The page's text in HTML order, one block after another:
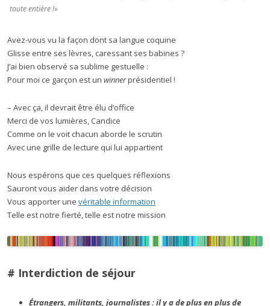
toute entière !»
Avez-vous vu la façon dont sa langue coquine
Glisse entre ses lèvres, caressant ses babines ?
J’ai bien observé sa sublime gestuelle :
Pour moi ce garçon est un winnerprésidentiel !
– Avec ça, il devrait être élu d’office
Merci de vos lumières, Candice
Comme on le voit chacun aborde le scrutin
Avec une grille de lecture qui lui appartient
Nous espérons que ces quelques réflexions
Sauront vous aider dans votre décision
Vous apporter une véritable information
Telle est notre fierté, telle est notre mission
# Interdiction de séjour
Étrangers, militants, journalistes : il y a de plus en plus de